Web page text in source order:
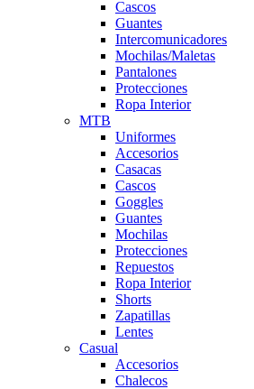
Cascos
Guantes
Intercomunicadores
Mochilas/Maletas
Pantalones
Protecciones
Ropa Interior
MTB
Uniformes
Accesorios
Casacas
Cascos
Goggles
Guantes
Mochilas
Protecciones
Repuestos
Ropa Interior
Shorts
Zapatillas
Lentes
Casual
Accesorios
Chalecos